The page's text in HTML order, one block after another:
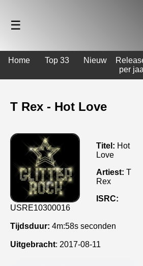
☰
Home Top 33 Nieuw
per
T Rex - Hot Love
Titel: Hot
Love
Artiest: T
Rex
ISRC:
USRE10300016
Tijdsduur: 4m:58s seconden
Uitgebracht: 2017-08-11